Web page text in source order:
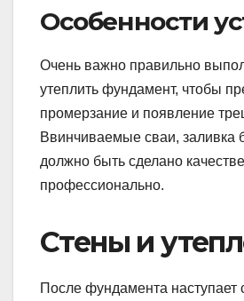
Особенности
Очень важно правильно
утеплить фундамент, чтобы
промерзание и появление
Ввинчиваемые сваи, заливка
должно быть сделано
профессионально.
Стены и
После фундамента